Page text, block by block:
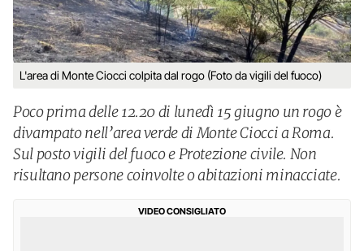
L'area di Monte Ciocci colpita dal rogo (Foto da vigili del fuoco)
Poco prima delle 12.20 di lunedì 15 giugno un rogo è
divampato nell’area verde di Monte Ciocci a Roma.
Sul posto vigili del fuoco e Protezione civile. Non
risultano persone coinvolte o abitazioni minacciate.
VIDEO CONSIGLIATO